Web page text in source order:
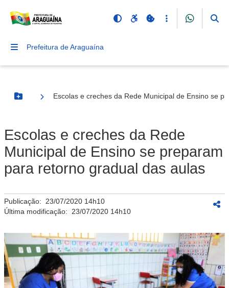
Prefeitura de Araguaína
Botão Menu
Escolas e creches da Rede Municipal de Ensino se
Escolas e creches da Rede
Municipal de Ensino se preparam
para retorno gradual das aulas
Publicação: 23/07/2020 14h10
Última modificação: 23/07/2020 14h10